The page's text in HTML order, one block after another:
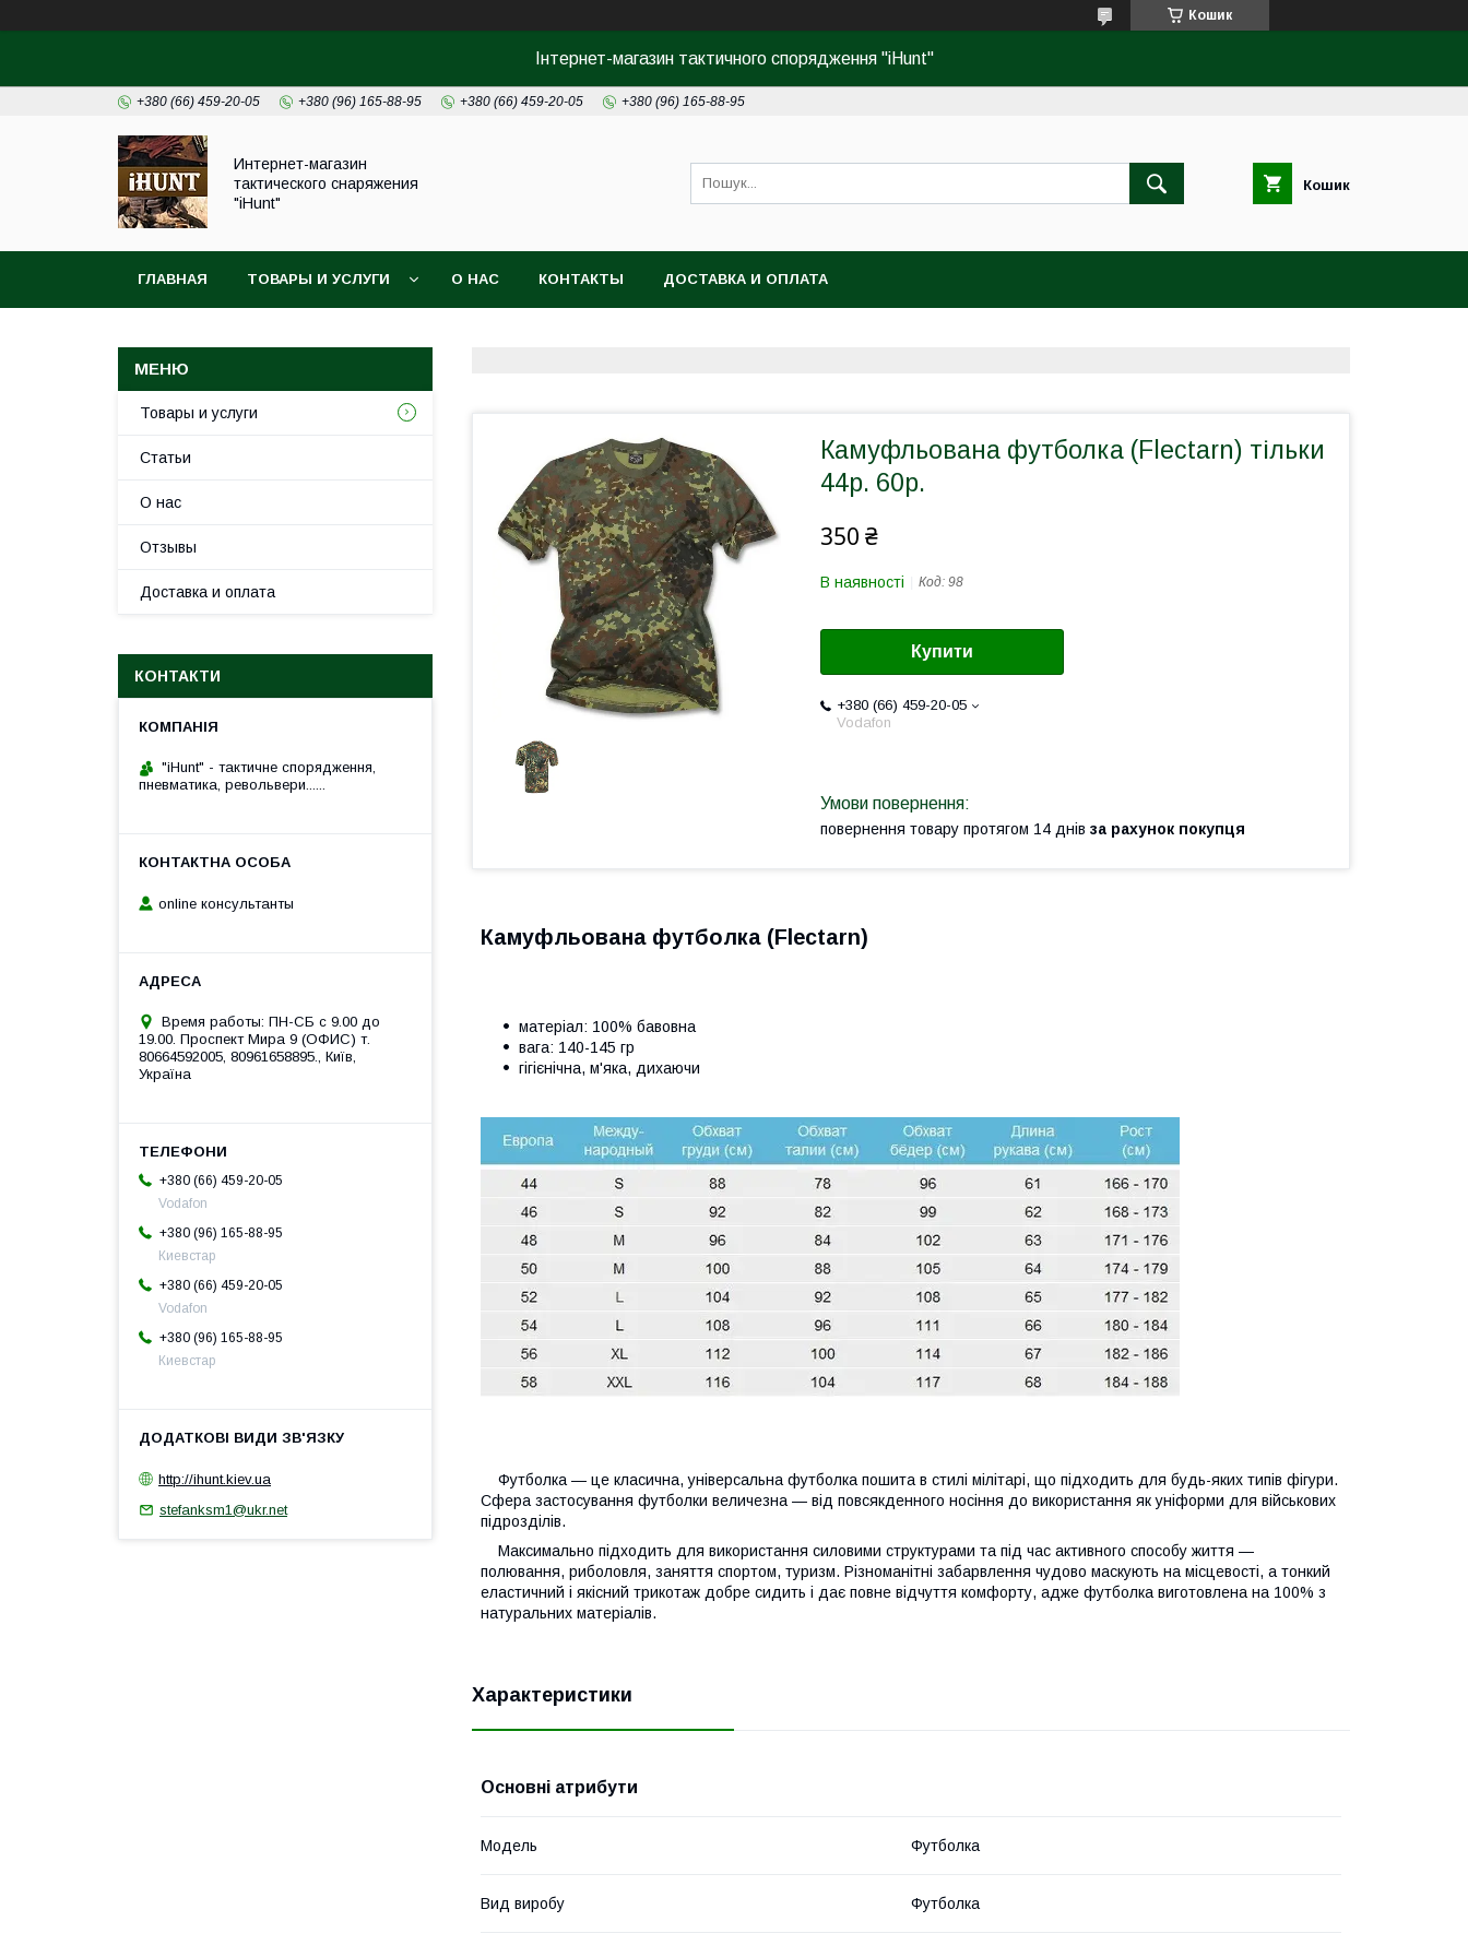
Кошик
Інтернет-магазин тактичного спорядження "iHunt"
+380 (66) 459-20-05 +380 (96) 165-88-95 +380 (66) 459-20-05 +380 (96) 165-88-95
Интернет-магазин
тактического снаряжения
"iHunt"
Кошик
ГЛАВНАЯ ТОВАРЫ И УСЛУГИ О НАС КОНТАКТЫ ДОСТАВКА И ОПЛАТА
Камуфльована футболка (Flectarn) тільки
44р. 60р.
350 ₴
В наявності Код: 98
Купити
+380 (66) 459-20-05
Vodafon
повернення товару протягом 14 днів за рахунок покупця
Камуфльована футболка (Flectarn)
матеріал: 100% бавовна
вага: 140-145 гр
гігієнічна, м'яка, дихаючи
Футболка — це класична, універсальна футболка пошита в стилі мілітарі, що підходить для будь-яких типів фігури.
Сфера застосування футболки величезна — від повсякденного носіння до використання як уніформи для військових
підрозділів.
Максимально підходить для використання силовими структурами та під час активного способу життя —
полювання, риболовля, заняття спортом, туризм. Різноманітні забарвлення чудово маскують на місцевості, а тонкий
еластичний і якісний трикотаж добре сидить і дає повне відчуття комфорту, адже футболка виготовлена на 100% з
натуральних матеріалів.
Характеристики
Основні атрибути
Модель Футболка
Вид виробу Футболка
Товары и услуги
Статьи
О нас
Отзывы
Доставка и оплата
КОНТАКТИ
"iHunt" - тактичне спорядження,
пневматика, револьвери......
online консультанты
Время работы: ПН-СБ с 9.00 до
19.00. Проспект Мира 9 (ОФИС) т.
80664592005, 80961658895., Київ,
Україна
+380 (66) 459-20-05
Vodafon
+380 (96) 165-88-95
Киевстар
+380 (66) 459-20-05
Vodafon
+380 (96) 165-88-95
Киевстар
http://ihunt.kiev.ua
stefanksm1@ukr.net